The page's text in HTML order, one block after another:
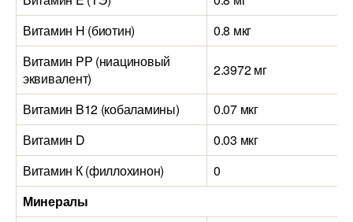
Витамин H (биотин)
0.8 мкг
Витамин PP (ниациновый
эквивалент)
2.3972 мг
Витамин B12 (кобаламины)
0.07 мкг
Витамин D
0.03 мкг
Витамин К (филлохинон)
0
Минералы